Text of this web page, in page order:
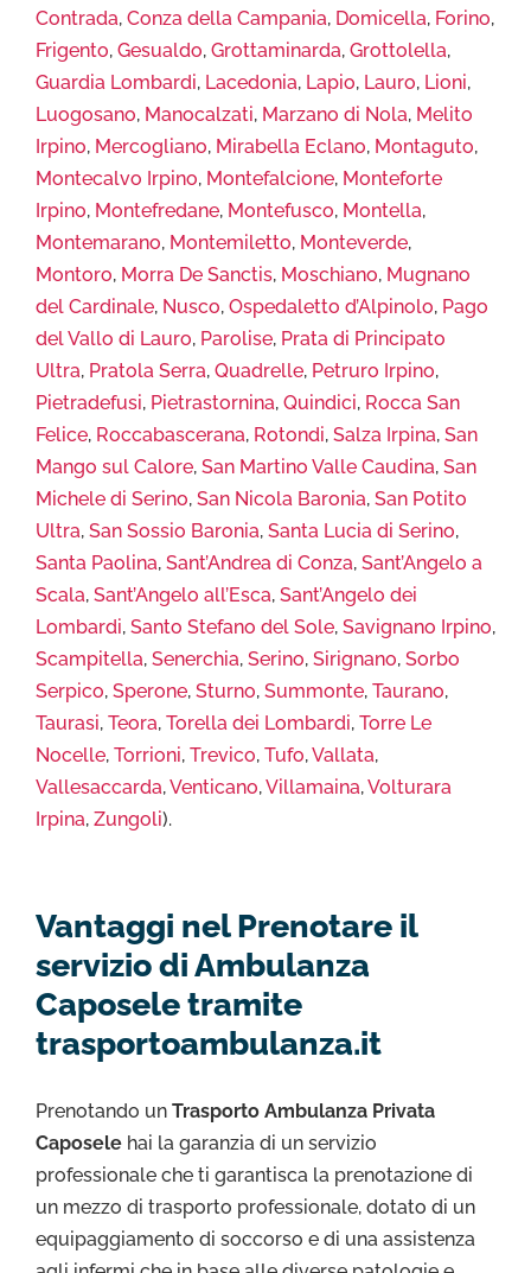
Contrada, Conza della Campania, Domicella, Forino,
Frigento, Gesualdo, Grottaminarda, Grottolella,
Guardia Lombardi, Lacedonia, Lapio, Lauro, Lioni,
Luogosano, Manocalzati, Marzano di Nola, Melito
Irpino, Mercogliano, Mirabella Eclano, Montaguto,
Montecalvo Irpino, Montefalcione, Monteforte
Irpino, Montefredane, Montefusco, Montella,
Montemarano, Montemiletto, Monteverde,
Montoro, Morra De Sanctis, Moschiano, Mugnano
del Cardinale, Nusco, Ospedaletto d’Alpinolo, Pago
del Vallo di Lauro, Parolise, Prata di Principato
Ultra, Pratola Serra, Quadrelle, Petruro Irpino,
Pietradefusi, Pietrastornina, Quindici, Rocca San
Felice, Roccabascerana, Rotondi, Salza Irpina, San
Mango sul Calore, San Martino Valle Caudina, San
Michele di Serino, San Nicola Baronia, San Potito
Ultra, San Sossio Baronia, Santa Lucia di Serino,
Santa Paolina, Sant’Andrea di Conza, Sant’Angelo a
Scala, Sant’Angelo all’Esca, Sant’Angelo dei
Lombardi, Santo Stefano del Sole, Savignano Irpino,
Scampitella, Senerchia, Serino, Sirignano, Sorbo
Serpico, Sperone, Sturno, Summonte, Taurano,
Taurasi, Teora, Torella dei Lombardi, Torre Le
Nocelle, Torrioni, Trevico, Tufo,Vallata,
Vallesaccarda,Venticano,Villamaina,Volturara
Irpina, Zungoli).
Vantaggi nel Prenotare il
servizio di Ambulanza
Caposele tramite
trasportoambulanza.it
Prenotando un Trasporto Ambulanza Privata
Caposele hai la garanzia di un servizio
professionale che ti garantisca la prenotazione di
un mezzo di trasporto professionale, dotato di un
equipaggiamento di soccorso e di una assistenza